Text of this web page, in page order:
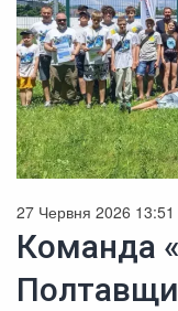
27 Червня 2026 13:51
Команда